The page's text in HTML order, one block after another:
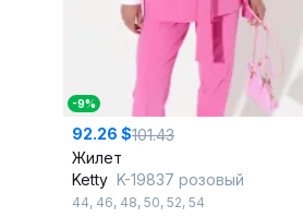
-9%
92.26 $101.43
Жилет
Ketty K-19837 розовый
44, 46, 48, 50, 52, 54